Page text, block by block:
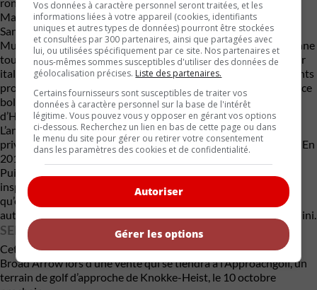
Malgré le changement de propriétaire, les concepteurs de
Sant’Agata seront inspirés par la Pregunta, notamment pour la
Murciélago. Quant au prototype lui-même, bien qu’il appartienne
toujours à Heuliez, durant une dizaine d’années, le constructeur
italien continue de l’exhiber dans les salons et autres événements
promotionnels à travers le monde. C’est d’ailleurs en 2007 que ce
bolide fait sa dernière apparition officielle sous la gouverne
d’Heuliez, dans le cadre du salon Rétromobile à Paris.
L’année suivante, la Pregunta est vendue à un collectionneur
privé, qui va la montrer à son tour lors de diverses expositions. En
2014, il obtient une certification « Lamborghini Polo Storico ».
Puis, en 2021, la division Patrimoine de Lamborghini, qui l’a
inspectée et entretenue durant plusieurs années, fait en sorte
qu’elle élise domicile à Santa’Agata, pour être montrée avec les
autres pièces importantes de la collection du Musée Lamborghini.
SEMAINE DE L’AUTOMOBILE À SAVEUR BELGE
Cette voiture unique sera offerte aux acheteurs de l’encan de
Broad Arrow lors d’une vente qui se tiendra à l’Approachgolf, un
terrain de golf d’approche de Knokke-Heist, le 10 octobre
Vos données à caractère personnel seront traitées, et les
informations liées à votre appareil (cookies, identifiants
uniques et autres types de données) pourront être stockées
et consultées par 300 partenaires, ainsi que partagées avec
lui, ou utilisées spécifiquement par ce site. Nos partenaires et
nous-mêmes sommes susceptibles d'utiliser des données de
géolocalisation précises. Liste des partenaires.
Certains fournisseurs sont susceptibles de traiter vos
données à caractère personnel sur la base de l'intérêt
légitime. Vous pouvez vous y opposer en gérant vos options
ci-dessous. Recherchez un lien en bas de cette page ou dans
le menu du site pour gérer ou retirer votre consentement
dans les paramètres des cookies et de confidentialité.
Autoriser
Gérer les options